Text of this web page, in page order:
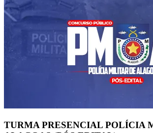
TURMA PRESENCIAL POLÍCIA